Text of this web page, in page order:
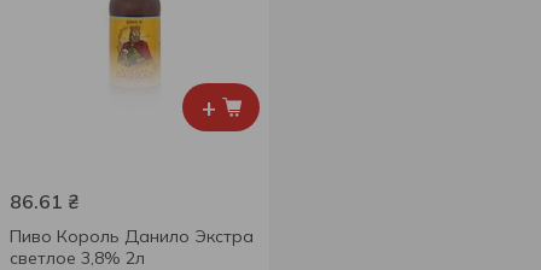
+
86.61 ₴
Пиво Король Данило Экстра
светлое 3,8% 2л